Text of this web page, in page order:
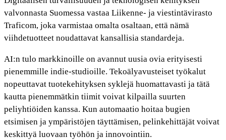
valvonnasta Suomessa vastaa Liikenne- ja viestintävirasto
Traficom, joka varmistaa omalta osaltaan, että nämä
viihdetuotteet noudattavat kansallisia standardeja.
AI:n tulo markkinoille on avannut uusia ovia erityisesti
pienemmille indie-studioille. Tekoälyavusteiset työkalut
nopeuttavat tuotekehityksen syklejä huomattavasti ja tätä
kautta pienemmätkin tiimit voivat kilpailla suurten
peliyhtiöiden kanssa. Kun automaatio hoitaa bugien
etsimisen ja ympäristöjen täyttämisen, pelinkehittäjät voivat
keskittyä luovaan työhön ja innovointiin.